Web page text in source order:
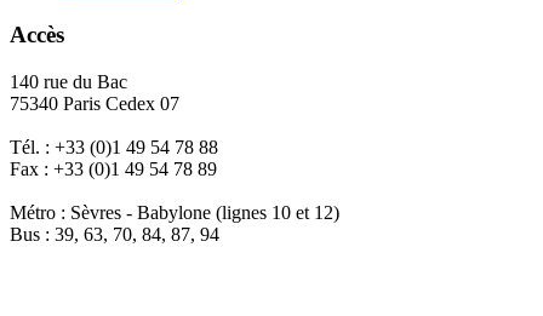
Accès
140 rue du Bac
75340 Paris Cedex 07
Tél. : +33 (0)1 49 54 78 88
Fax : +33 (0)1 49 54 78 89
Métro : Sèvres - Babylone (lignes 10 et 12)
Bus : 39, 63, 70, 84, 87, 94